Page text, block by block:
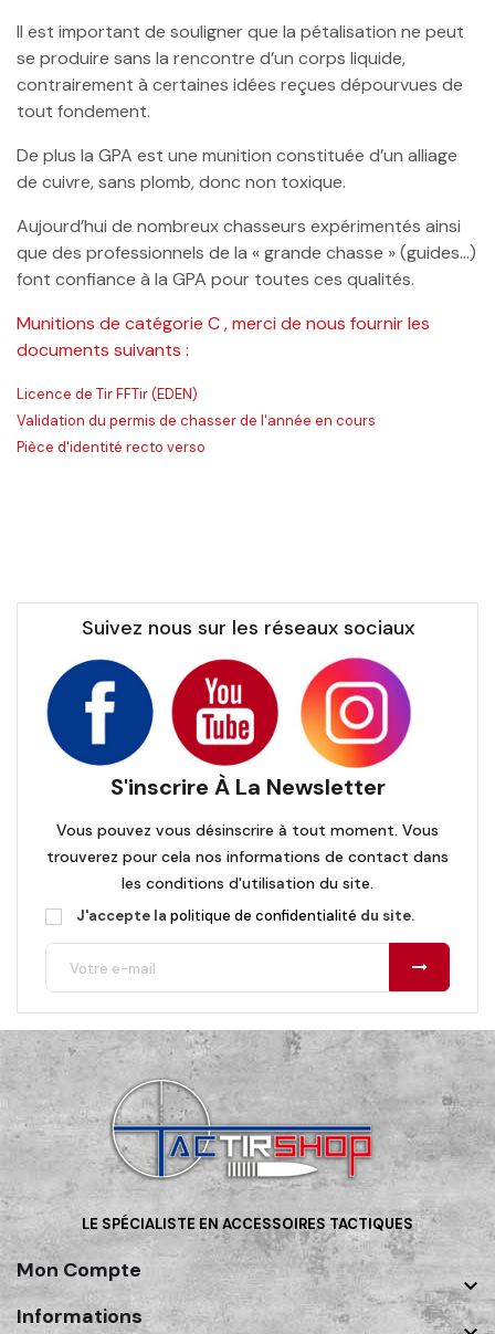
Il est important de souligner que la pétalisation ne peut
se produire sans la rencontre d’un corps liquide,
contrairement à certaines idées reçues dépourvues de
tout fondement.
De plus la GPA est une munition constituée d’un alliage
de cuivre, sans plomb, donc non toxique.
Aujourd’hui de nombreux chasseurs expérimentés ainsi
que des professionnels de la « grande chasse » (guides…)
font confiance à la GPA pour toutes ces qualités.
Munitions de catégorie C , merci de nous fournir les
documents suivants :
Licence de Tir FFTir (EDEN)
Validation du permis de chasser de l'année en cours
Pièce d'identité recto verso
Suivez nous sur les réseaux sociaux
S'inscrire À La Newsletter
Vous pouvez vous désinscrire à tout moment. Vous
trouverez pour cela nos informations de contact dans
les conditions d'utilisation du site.
J'accepte la politique de confidentialité du site.
LE SPÉCIALISTE EN ACCESSOIRES TACTIQUES
Mon Compte

Informations